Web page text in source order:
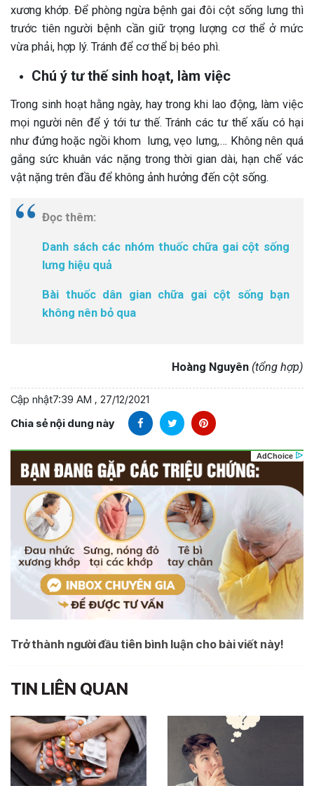
xương khớp. Để phòng ngừa bệnh gai đôi cột sống lưng thì
trước tiên người bệnh cần giữ trọng lượng cơ thể ở mức
vừa phải, hợp lý. Tránh để cơ thể bị béo phì.
Chú ý tư thế sinh hoạt, làm việc
Trong sinh hoạt hằng ngày, hay trong khi lao động, làm việc
mọi người nên để ý tới tư thế. Tránh các tư thế xấu có hại
như đứng hoặc ngồi khom lưng, vẹo lưng,… Không nên quá
gắng sức khuân vác nặng trong thời gian dài, hạn chế vác
vật nặng trên đầu để không ảnh hưởng đến cột sống.
Đọc thêm:
Danh sách các nhóm thuốc chữa gai cột sống
lưng hiệu quả
Bài thuốc dân gian chữa gai cột sống bạn
không nên bỏ qua
Hoàng Nguyên (tổng hợp)
Cập nhật7:39 AM , 27/12/2021
Chia sẻ nội dung này
Trở thành người đầu tiên bình luận cho bài viết này!
TIN LIÊN QUAN